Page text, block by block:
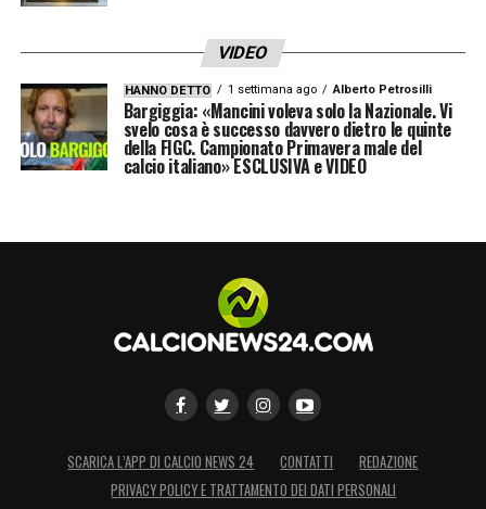
VIDEO
HANNO DETTO 1 settimana ago Alberto Petrosilli
Bargiggia: «Mancini voleva solo la Nazionale. Vi
svelo cosa è successo davvero dietro le quinte
della FIGC. Campionato Primavera male del
calcio italiano» ESCLUSIVA e VIDEO
SCARICA L’APP DI CALCIO NEWS 24 CONTATTI
REDAZIONE
PRIVACY POLICY E TRATTAMENTO DEI DATI PERSONALI